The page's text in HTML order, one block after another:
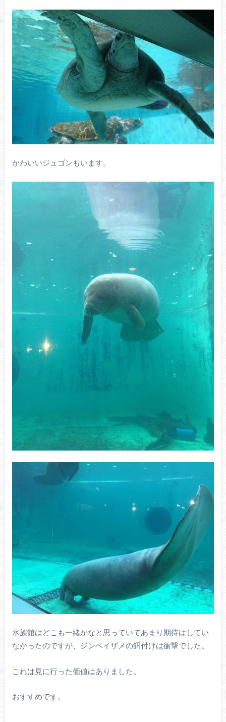
かわいいジュゴンもいます。
水族館はどこも一緒かなと思っていてあまり期待はしてい
なかったのですが、ジンベイザメの餌付けは衝撃でした。
これは見に行った価値はありました。
おすすめです。